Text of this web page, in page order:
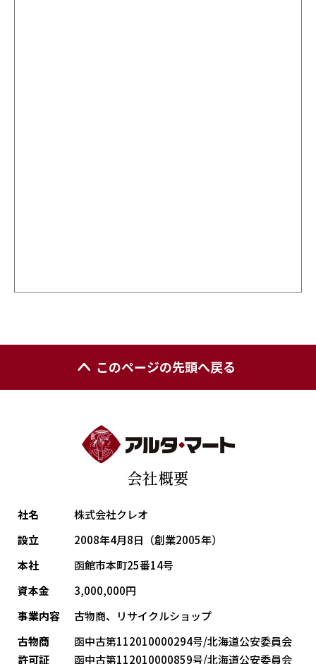
このページの先頭へ戻る
会社概要
社名
株式会社クレオ
設立
2008年4月8日（創業2005年）
本社
函館市本町25番14号
資本金
3,000,000円
事業内容
古物商、リサイクルショップ
古物商
許可証
函中古第112010000294号/北海道公安委員会
函中古第112010000859号/北海道公安委員会